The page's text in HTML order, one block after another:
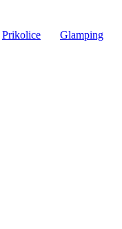
Prikolice Glamping